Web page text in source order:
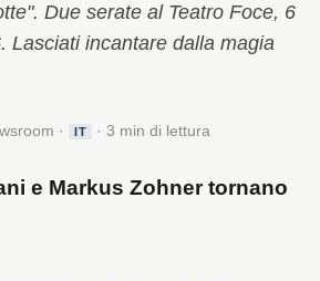
Due serate al Teatro Foce, 6
Lasciati incantare dalla magia
· IT · 3 min di lettura
e Markus Zohner tornano